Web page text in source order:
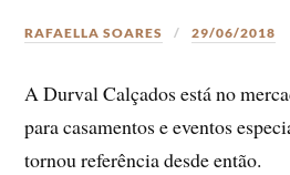
RAFAELLA SOARES 29/06/2018
A Durval Calçados está no
para casamentos e eventos
tornou referência desde então.